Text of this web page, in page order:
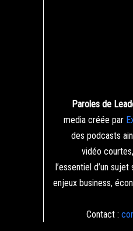
Paroles de
media créée par
des podcasts
vidéo
l’essentiel d’un
enjeux business,
Contact :